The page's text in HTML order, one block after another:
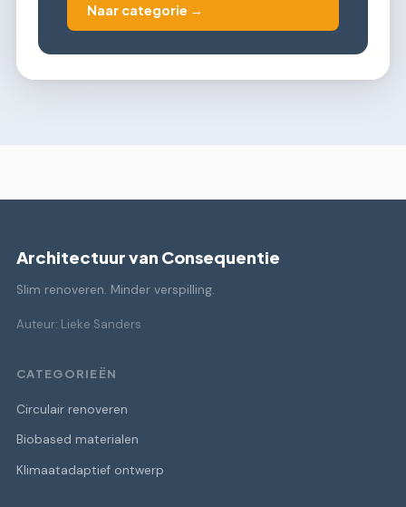
Naar categorie →
Architectuur van Consequentie
Slim renoveren. Minder verspilling.
Auteur: Lieke Sanders
CATEGORIEËN
Circulair renoveren
Biobased materialen
Klimaatadaptief ontwerp